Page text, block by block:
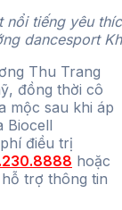
tiếng yêu
dancesport
Thu Trang
đồng thời cô
mộc sau khi áp
Biocell
điều trị
hoặc
trợ thông tin